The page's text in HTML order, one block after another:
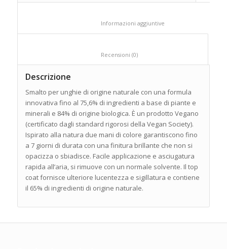
						Recensioni (0)
Descrizione
Smalto per unghie di origine naturale con una formula
innovativa fino al 75,6% di ingredienti a base di piante e
minerali e 84% di origine biologica. È un prodotto Vegano
(certificato dagli standard rigorosi della Vegan Society).
Ispirato alla natura due mani di colore garantiscono fino
a 7 giorni di durata con una finitura brillante che non si
opacizza o sbiadisce. Facile applicazione e asciugatura
rapida all’aria, si rimuove con un normale solvente. Il top
coat fornisce ulteriore lucentezza e sigillatura e contiene
il 65% di ingredienti di origine naturale.